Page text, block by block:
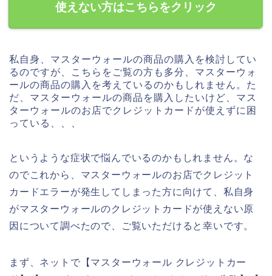
使えない方はこちらをクリック
私自身、マスターウォールの商品の購入を検討してい
るのですが、こちらをご覧の方も多分、マスターウォ
ールの商品の購入を考えているのかもしれません。た
だ、マスターウォールの商品を購入したいけど、マス
ターウォールのお店でクレジットカードが使えずに困
っている、、、
というような症状で悩んでいるのかもしれません。な
のでこれから、マスターウォールのお店でクレジット
カードエラーが発生してしまった方に向けて、私自身
がマスターウォールのクレジットカードが使えない原
因について調べたので、ご覧いただけると幸いです。
まず、ネットで【マスターウォール クレジットカー